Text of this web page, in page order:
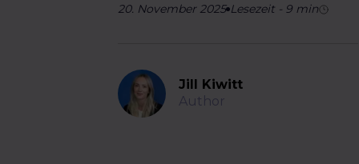
20. November 2025 Lesezeit - 9 min
Jill Kiwitt
Author